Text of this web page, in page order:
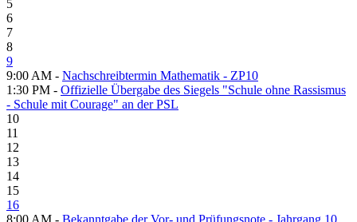
5
6
7
8
9
9:00 AM - Nachschreibtermin Mathematik - ZP10
1:30 PM - Offizielle Übergabe des Siegels "Schule ohne Rassismus
- Schule mit Courage" an der PSL
10
11
12
13
14
15
16
8:00 AM - Bekanntgabe der Vor- und Prüfungsnote - Jahrgang 10